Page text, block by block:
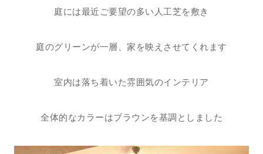
庭には最近ご要望の多い人工芝を敷き
庭のグリーンが一層、家を映えさせてくれます
室内は落ち着いた雰囲気のインテリア
全体的なカラーはブラウンを基調としました